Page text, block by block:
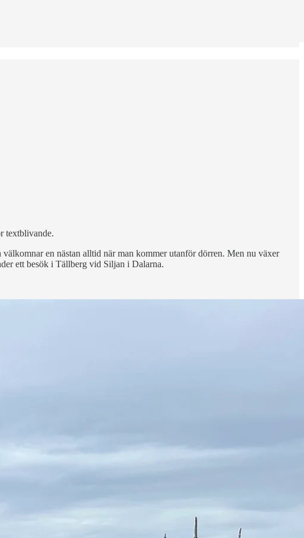
textblivande.
en nästan alltid när man kommer utanför dörren. Men nu växer
ett besök i Tällberg vid Siljan i Dalarna.